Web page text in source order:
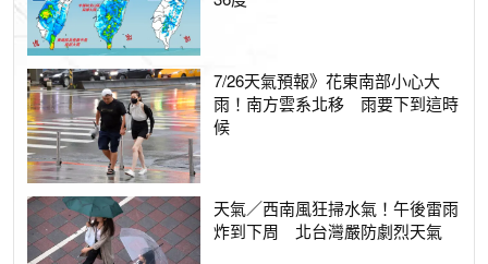
7/26天氣預報》花東南部小心大
雨！南方雲系北移 雨要下到這時
候
天氣／西南風狂掃水氣！午後雷雨
炸到下周 北台灣嚴防劇烈天氣